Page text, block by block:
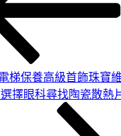
梯保養高級首飾珠寶
擇眼科尋找陶瓷散熱